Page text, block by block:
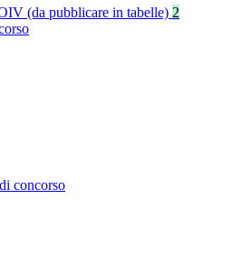
(da pubblicare in tabelle) 2
concorso